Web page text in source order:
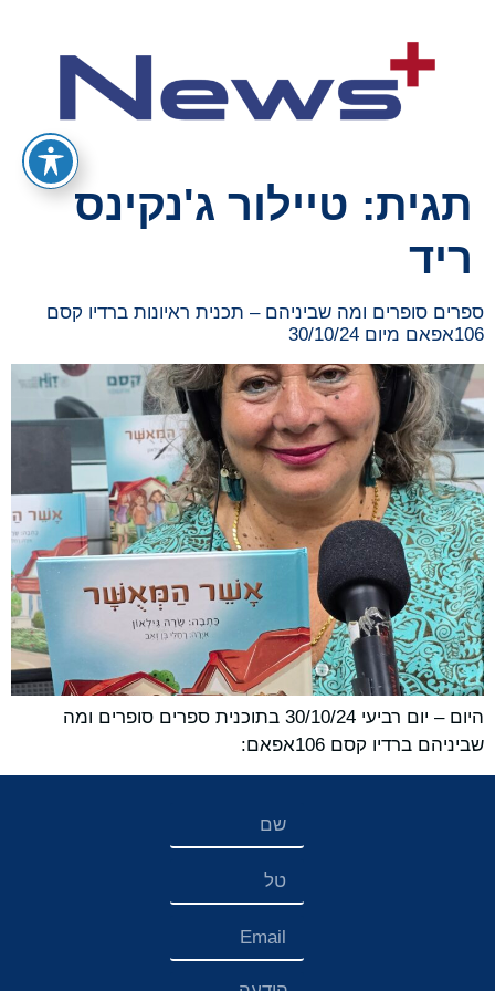
תגית: טיילור ג'נקינס
ריד
ספרים סופרים ומה שביניהם – תכנית ראיונות ברדיו קסם
106אפאם מיום 30/10/24
היום – יום רביעי 30/10/24 בתוכנית ספרים סופרים ומה
שביניהם ברדיו קסם 106אפאם: